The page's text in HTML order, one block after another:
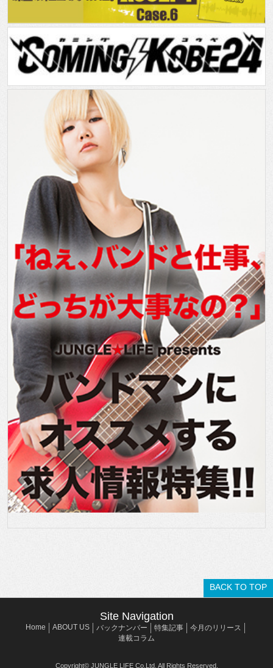
BACK TO TOP
Site Navigation
Home ABOUT US バックナンバー 特集記事
今月のリリース
連載コラム
Copyright© JUNGLE LIFE Co,Ltd. All Rights Reserved.